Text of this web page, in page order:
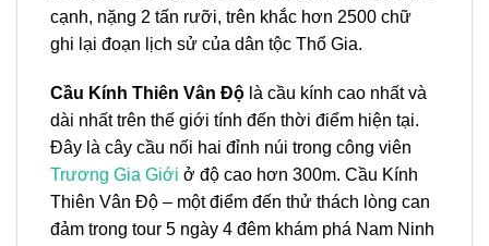
cạnh, nặng 2 tấn rưỡi, trên khắc hơn 2500 chữ
ghi lại đoạn lịch sử của dân tộc Thổ Gia.
Cầu Kính Thiên Vân Độ là cầu kính cao nhất và
dài nhất trên thế giới tính đến thời điểm hiện tại.
Đây là cây cầu nối hai đỉnh núi trong công viên
Trương Gia Giới ở độ cao hơn 300m. Cầu Kính
Thiên Vân Độ – một điểm đến thử thách lòng can
đảm trong tour 5 ngày 4 đêm khám phá Nam Ninh